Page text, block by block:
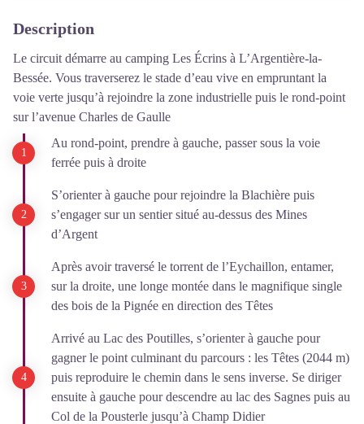
Description
Le circuit démarre au camping Les Écrins à L’Argentière-la-
Bessée. Vous traverserez le stade d’eau vive en empruntant la
voie verte jusqu’à rejoindre la zone industrielle puis le rond-point
sur l’avenue Charles de Gaulle
Au rond-point, prendre à gauche, passer sous la voie
ferrée puis à droite
S’orienter à gauche pour rejoindre la Blachière puis
s’engager sur un sentier situé au-dessus des Mines
d’Argent
Après avoir traversé le torrent de l’Eychaillon, entamer,
sur la droite, une longe montée dans le magnifique single
des bois de la Pignée en direction des Têtes
Arrivé au Lac des Poutilles, s’orienter à gauche pour
gagner le point culminant du parcours : les Têtes (2044 m)
puis reproduire le chemin dans le sens inverse. Se diriger
ensuite à gauche pour descendre au lac des Sagnes puis au
Col de la Pousterle jusqu’à Champ Didier